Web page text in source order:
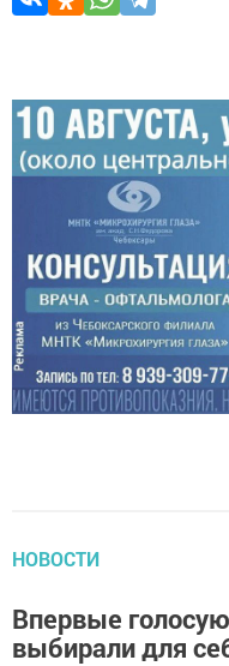
НОВОСТИ
Впервые
выбирали для